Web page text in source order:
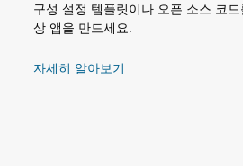
구성 설정 템플릿이나 오픈 소스 코
상 앱을 만드세요.
자세히 알아보기